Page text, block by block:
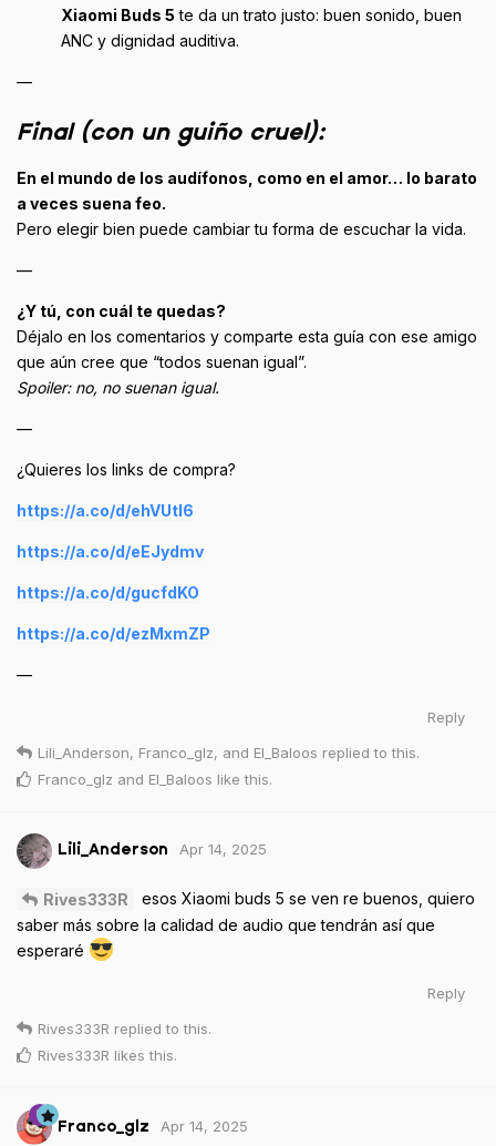
Xiaomi Buds 5 te da un trato justo: buen sonido, buen
ANC y dignidad auditiva.
—
Final (con un guiño cruel):
En el mundo de los audífonos, como en el amor… lo barato
a veces suena feo.
Pero elegir bien puede cambiar tu forma de escuchar la vida.
—
¿Y tú, con cuál te quedas?
Déjalo en los comentarios y comparte esta guía con ese amigo
que aún cree que “todos suenan igual”.
Spoiler: no, no suenan igual.
—
¿Quieres los links de compra?
https://a.co/d/ehVUtl6
https://a.co/d/eEJydmv
https://a.co/d/gucfdKO
https://a.co/d/ezMxmZP
—
Reply
Lili_Anderson, Franco_glz, and El_Baloos replied to this.
Franco_glz and El_Baloos like this.
Lili_Anderson Apr 14, 2025
Rives333R
esos Xiaomi buds 5 se ven re buenos, quiero
saber más sobre la calidad de audio que tendrán así que
esperaré
Reply
Rives333R replied to this.
Rives333R likes this.
Franco_glz Apr 14, 2025